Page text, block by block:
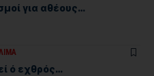
για αθέους…
ό εχθρός…